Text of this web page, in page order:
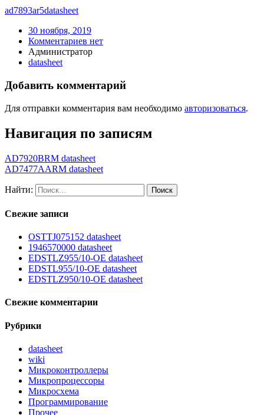
ad7893ar5datasheet
30 ноября, 2019
Комментариев нет
Администратор
datasheet
Добавить комментарий
Для отправки комментария вам необходимо авторизоваться.
Навигация по записям
AD7920BRM datasheet
AD7477AARM datasheet
Найти:
Свежие записи
OSTTJ075152 datasheet
1946570000 datasheet
EDSTLZ955/10-OE datasheet
EDSTL955/10-OE datasheet
EDSTLZ950/10-OE datasheet
Свежие комментарии
Рубрики
datasheet
wiki
Микроконтроллеры
Микропроцессоры
Микросхема
Программирование
Прочее